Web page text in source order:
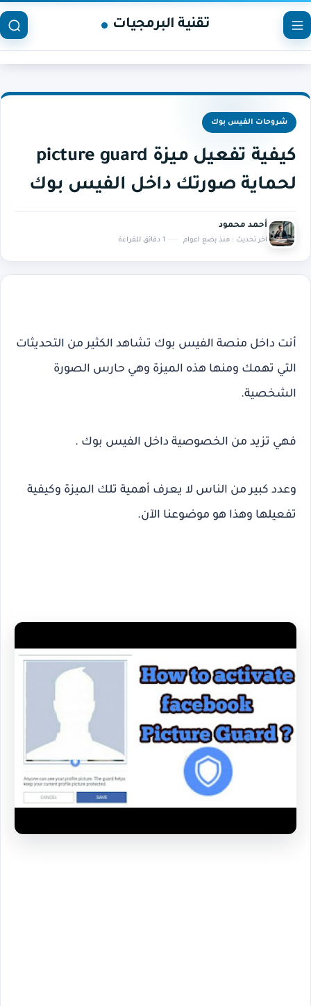
تقنية البرمجيات
شروحات الفيس بوك
كيفية تفعيل ميزة picture guard
لحماية صورتك داخل الفيس بوك
أحمد محمود
اخر تحديث : منذ بضع اعوام 1 دقائق للقراءة
أنت داخل منصة الفيس بوك تشاهد الكثير من التحديثات
التي تهمك ومنها هذه الميزة وهي حارس الصورة
الشخصية.
فهي تزيد من الخصوصية داخل الفيس بوك .
وعدد كبير من الناس لا يعرف أهمية تلك الميزة وكيفية
تفعيلها وهذا هو موضوعنا الآن.